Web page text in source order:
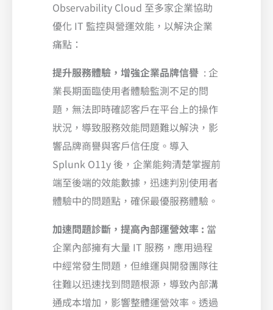
Observability Cloud 至多家企業協助
優化 IT 監控與營運效能，以解決企業
痛點：
提升服務體驗，增強企業品牌信譽 : 企
業長期面臨使用者體驗監測不足的問
題，無法即時確認客戶在平台上的操作
狀況，導致服務效能問題難以解決，影
響品牌商譽與客戶信任度。導入
Splunk O11y 後，企業能夠清楚掌握前
端至後端的效能數據，迅速判別使用者
體驗中的問題點，確保最優服務體驗。
加速問題診斷，提高內部運營效率 : 當
企業內部擁有大量 IT 服務，應用過程
中經常發生問題，但維運與開發團隊往
往難以迅速找到問題根源，導致內部溝
通成本增加，影響整體運營效率。透過